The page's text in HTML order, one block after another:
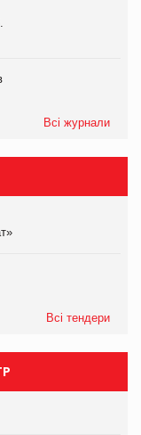
Всі журнали
Всі тендери